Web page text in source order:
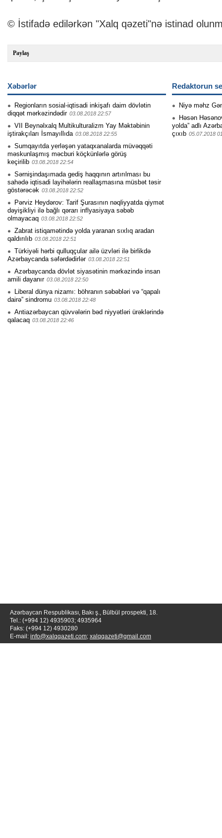
© İstifadə edilərkən "Xalq qəzeti"nə istinad
Paylaş
Xəbərlər
Regionların sosial-iqtisadi inkişafı daim dövlətin
diqqət mərkəzindədir 03.08.2018 22:57
VII Beynəlxalq Multikulturalizm Yay Məktəbinin
iştirakçıları İsmayıllıda 03.08.2018 22:55
Sumqayıtda yerləşən yataqxanalarda müvəqqəti
məskunlaşmış məcburi köçkünlərlə görüş
keçirilib 03.08.2018 22:54
Sərnişindaşımada gediş haqqının artırılması bu
sahədə iqtisadi layihələrin reallaşmasına müsbət təsir
göstərəcək 03.08.2018 22:52
Pərviz Heydərov: Tarif Şurasının nəqliyyatda qiymət
dəyişikliyi ilə bağlı qərarı inflyasiyaya səbəb
olmayacaq 03.08.2018 22:52
Zabrat istiqamətində yolda yaranan sıxlıq aradan
qaldırılıb 03.08.2018 22:51
Türkiyəli hərbi qulluqçular ailə üzvləri ilə birlikdə
Azərbaycanda səfərdədirlər 03.08.2018 22:51
Azərbaycanda dövlət siyasətinin mərkəzində insan
amili dayanır 03.08.2018 22:50
Liberal dünya nizamı: böhranın səbəbləri və “qapalı
dairə” sindromu 03.08.2018 22:48
Antiazərbaycan qüvvələrin bəd niyyətləri ürəklərində
qalacaq 03.08.2018 22:46
Redaktorun
Niyə məhz
Həsən
yolda” adlı
çıxıb 05.07.2018
Azərbaycan Respublikası, Bakı ş., Bülbül prospekti, 18.
Tel.: (+994 12) 4935903; 4935964
Faks: (+994 12) 4930280
E-mail: info@xalqqazeti.com; xalqqazeti@gmail.com